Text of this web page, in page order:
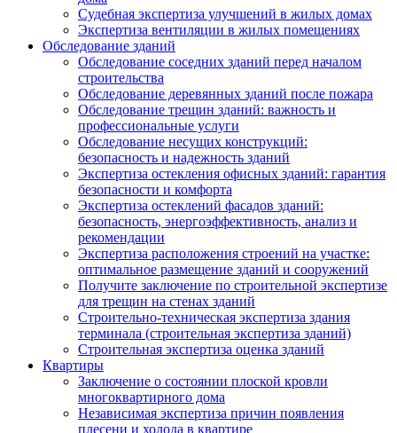
Судебная экспертиза улучшений в жилых домах
Экспертиза вентиляции в жилых помещениях
Обследование зданий
Обследование соседних зданий перед началом
строительства
Обследование деревянных зданий после пожара
Обследование трещин зданий: важность и
профессиональные услуги
Обследование несущих конструкций:
безопасность и надежность зданий
Экспертиза остекления офисных зданий: гарантия
безопасности и комфорта
Экспертиза остеклений фасадов зданий:
безопасность, энергоэффективность, анализ и
рекомендации
Экспертиза расположения строений на участке:
оптимальное размещение зданий и сооружений
Получите заключение по строительной экспертизе
для трещин на стенах зданий
Строительно-техническая экспертиза здания
терминала (строительная экспертиза зданий)
Строительная экспертиза оценка зданий
Квартиры
Заключение о состоянии плоской кровли
многоквартирного дома
Независимая экспертиза причин появления
плесени и холода в квартире